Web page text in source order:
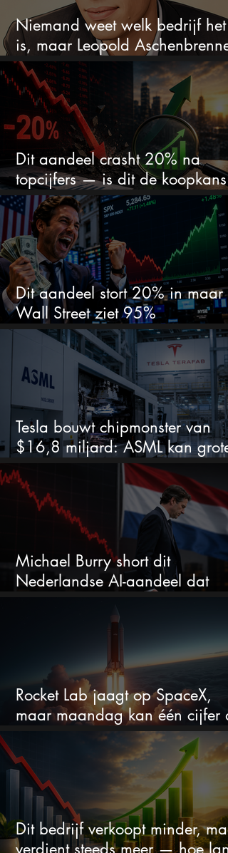
Niemand weet welk bedrijf het
is, maar Leopold Aschenbrenner
zet er nu $500 miljoen op
Dit aandeel crasht 20% na
topcijfers — is dit de koopkans
waar beleggers op wachtten?
Dit aandeel stort 20% in maar
Wall Street ziet 95%
koerspotentieel
Tesla bouwt chipmonster van
$16,8 miljard: ASML kan grote
winnaar worden
Michael Burry short dit
Nederlandse AI-aandeel dat
Rocket Lab jaagt op SpaceX,
maar maandag kan één cijfer
droom doorprikken?
Dit bedrijf verkoopt minder,
verdient steeds meer — hoe